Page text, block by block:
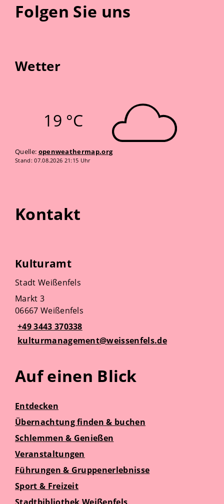
Folgen Sie uns
Wetter
19 °C
Quelle: openweathermap.org
Stand: 07.08.2026 21:15 Uhr
Kontakt
Kulturamt
Stadt Weißenfels
Markt 3
06667 Weißenfels
+49 3443 370338
kulturmanagement@weissenfels.de
Auf einen Blick
Entdecken
Übernachtung finden & buchen
Schlemmen & Genießen
Veranstaltungen
Führungen & Gruppenerlebnisse
Sport & Freizeit